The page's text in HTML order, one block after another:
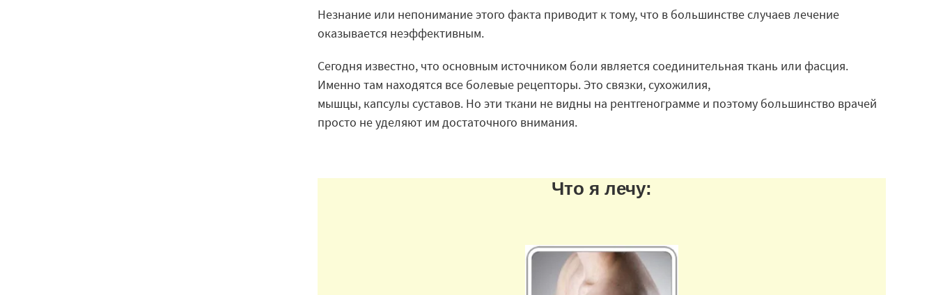
Незнание или непонимание этого факта приводит к тому, что в большинстве случаев лечение
оказывается неэффективным.
Сегодня известно, что основным источником боли является соединительная ткань или фасция.
Именно там находятся все болевые рецепторы. Это связки, сухожилия,
мышцы, капсулы суставов. Но эти ткани не видны на рентгенограмме и поэтому большинство врачей
просто не уделяют им достаточного внимания.
Что я лечу: